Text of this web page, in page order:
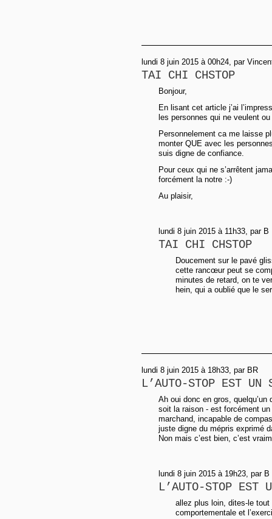
lundi 8 juin 2015 à 00h24, par
TAI CHI CHSTOP
Bonjour,
En lisant cet article j’ai
les personnes qui ne veulent
Personnelement ca me laisse
monter QUE avec les
suis digne de confiance.
Pour ceux qui ne s’arrêtent
forcément la notre :-)
Au plaisir,
lundi 8 juin 2015 à 11h33, par B
TAI CHI CHSTOP
Doucement sur le pavé
cette rancœur peut se
minutes de retard, on te
hein, qui a oublié que le
lundi 8 juin 2015 à 18h33, par BR
L’AUTO-STOP EST UN
Ah oui donc en gros, quelqu’un
soit la raison - est forcément
marchand, incapable de
juste digne du mépris exprimé
Non mais c’est bien, c’est
lundi 8 juin 2015 à 19h23, par B
L’AUTO-STOP EST
allez plus loin, dites-le
comportementale et